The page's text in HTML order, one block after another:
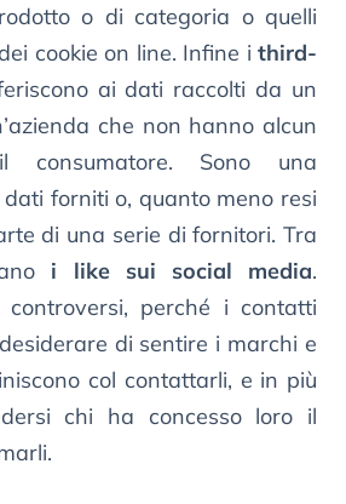
o di categoria o quelli
cookie on line. Infine i third-
ai dati raccolti da un
che non hanno alcun
consumatore. Sono una
forniti o, quanto meno resi
di una serie di fornitori. Tra
i like sui social media.
controversi, perché i contatti
di sentire i marchi e
col contattarli, e in più
chi ha concesso loro il